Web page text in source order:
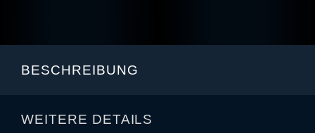
BESCHREIBUNG
WEITERE DETAILS